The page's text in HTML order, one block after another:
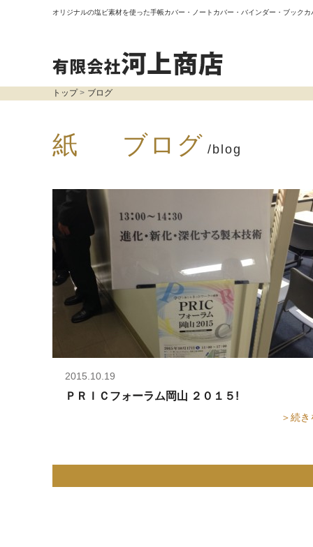
オリジナルの塩ビ素材を使った手帳カバー・ノートカバー・バインダー・ブック
トップ ブログ
紙 ブログ /blog
2015.10.19
ＰＲＩＣフォーラム岡山 ２０１５!
＞続